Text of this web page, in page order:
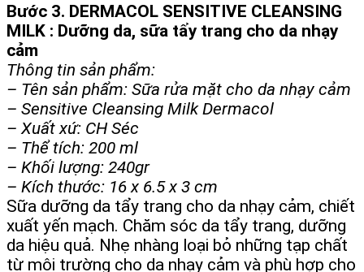
Bước 3. DERMACOL SENSITIVE CLEANSING
MILK : Dưỡng da, sữa tẩy trang cho da nhạy
cảm
Thông tin sản phẩm:
– Tên sản phẩm: Sữa rửa mặt cho da nhạy cảm
– Sensitive Cleansing Milk Dermacol
– Xuất xứ: CH Séc
– Thể tích: 200 ml
– Khối lượng: 240gr
– Kích thước: 16 x 6.5 x 3 cm
Sữa dưỡng da tẩy trang cho da nhạy cảm, chiết
xuất yến mạch. Chăm sóc da tẩy trang, dưỡng
da hiệu quả. Nhẹ nhàng loại bỏ những tạp chất
từ môi trường cho da nhạy cảm và phù hợp cho